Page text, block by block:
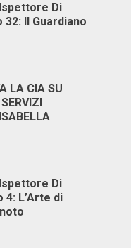
Di
32: Il Guardiano
LA CIA SU
Di
4: L’Arte di